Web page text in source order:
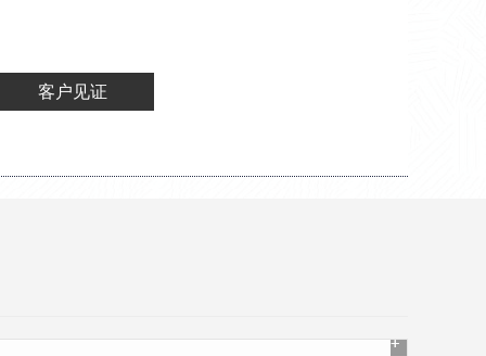
客户见证